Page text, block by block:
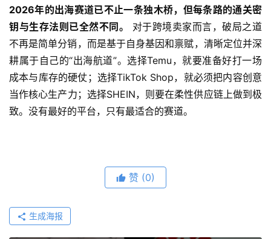
2026年的出海赛道已不止一条独木桥，但每条路的通关密
钥与生存法则已全然不同。
对于跨境卖家而言，破局之道
不再是简单分销，而是基于自身基因和禀赋，清晰定位并深
耕属于自己的“出海航道”。选择Temu，就要准备好打一场
成本与库存的硬仗；选择TikTok Shop，就必须把内容创意
当作核心生产力；选择SHEIN，则要在柔性供应链上做到极
致。没有最好的平台，只有最适合的赛道。
赞 (0)
生成海报